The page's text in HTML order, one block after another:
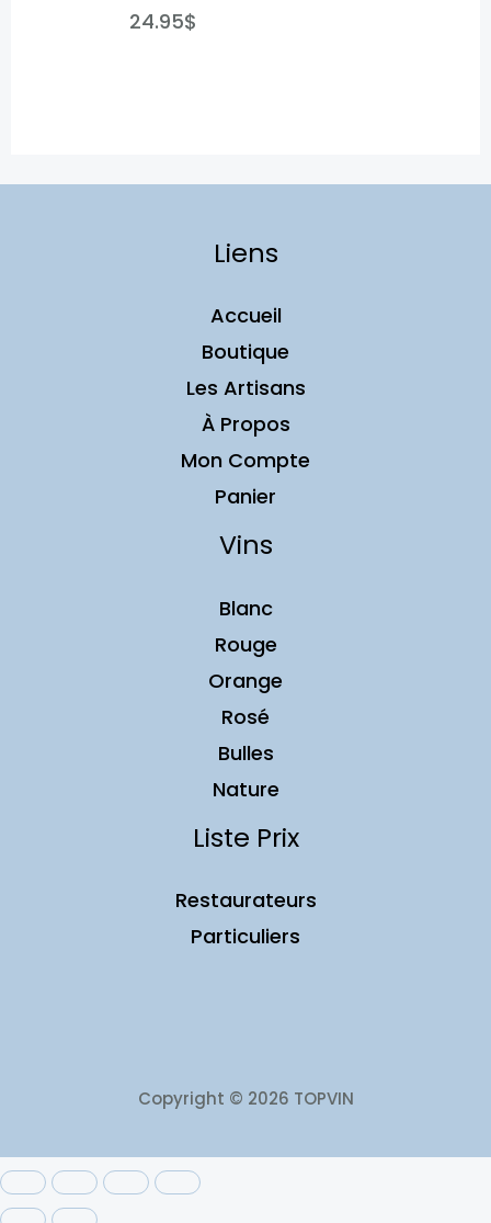
24.95$
Liens
Accueil
Boutique
Les Artisans
À Propos
Mon Compte
Panier
Vins
Blanc
Rouge
Orange
Rosé
Bulles
Nature
Liste Prix
Restaurateurs
Particuliers
Copyright © 2026 TOPVIN